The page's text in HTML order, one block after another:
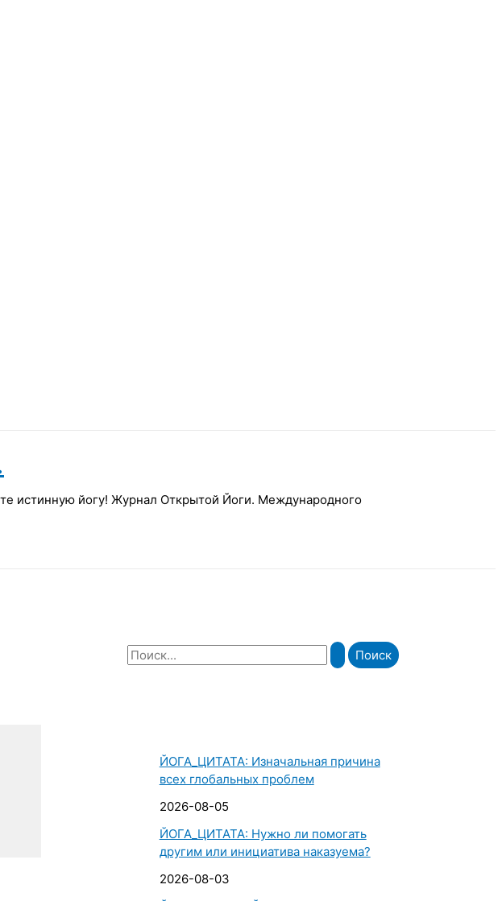
истинную йогу! Журнал Открытой Йоги. Международного
П
ЙОГА_ЦИТАТА: Изначальная причина
всех глобальных проблем
2026-08-05
ЙОГА_ЦИТАТА: Нужно ли помогать
другим или инициатива наказуема?
2026-08-03